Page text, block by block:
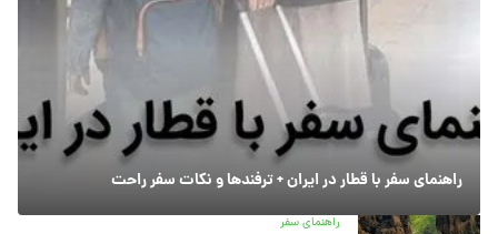
راهنمای سفر با قطار در ایران + ترفندها و نکات سفر راحت
راهنمای سفر